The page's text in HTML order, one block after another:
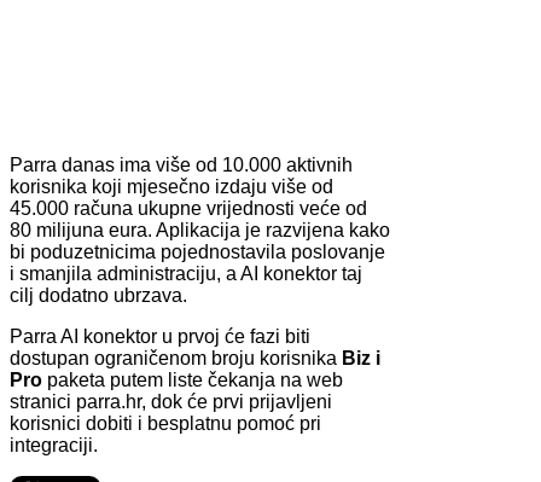
Parra danas ima više od 10.000 aktivnih
korisnika koji mjesečno izdaju više od
45.000 računa ukupne vrijednosti veće od
80 milijuna eura. Aplikacija je razvijena kako
bi poduzetnicima pojednostavila poslovanje
i smanjila administraciju, a AI konektor taj
cilj dodatno ubrzava.
Parra AI konektor u prvoj će fazi biti
dostupan ograničenom broju korisnika Biz i
Pro paketa putem liste čekanja na web
stranici parra.hr, dok će prvi prijavljeni
korisnici dobiti i besplatnu pomoć pri
integraciji.